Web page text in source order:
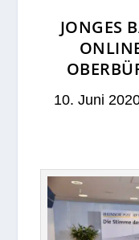
JONGES
10. Juni